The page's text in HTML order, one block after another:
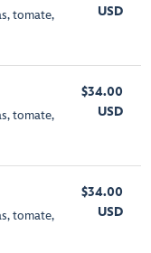
tomate,
USD
tomate,
$34.00
USD
tomate,
$34.00
USD